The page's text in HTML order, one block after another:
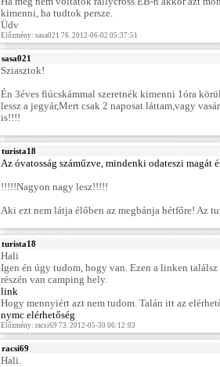
kimenni, ha tudtok persze.
Üdv
Előzmény: sasa021 76. 2012-06-02 05:37:51
sasa021
Sziasztok!
Én 3éves fiúcskámmal szeretnék kimenni 1óra
lessz a jegyár,Mert csak 2 naposat láttam,vagy
is!!!!
turista18
Az óvatosság száműzve, mindenki odateszi magát
!!!!!Nagyon nagy lesz!!!!!
Aki ezt nem látja élőben az megbánja hétfőre! Az
turista18
Hali
Igen én úgy tudom, hogy van. Ezen a linken
részén van camping hely.
link
Hogy mennyiért azt nem tudom. Talán itt az
nymc elérhetőség
Előzmény: racsi69 73. 2012-05-30 06:12:03
racsi69
Hali.